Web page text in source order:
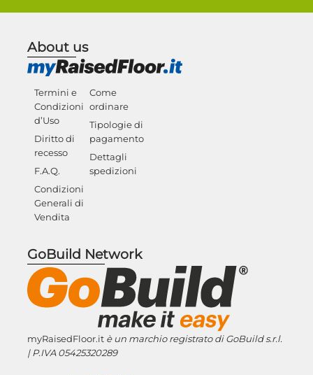
About us
Termini e
Condizioni
d’Uso
Diritto di
recesso
F.A.Q.
Condizioni
Generali di
Vendita
Come
ordinare
Tipologie di
pagamento
Dettagli
spedizioni
GoBuild Network
myRaisedFloor.it è un marchio registratodi GoBuild s.r.l.
| P.IVA 05425320289